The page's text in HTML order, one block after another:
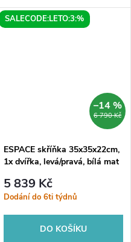
každého, kdo hledá praktické a
moderní řešení pro úložný
SALECODE:LETO:3:%
6 790 Kč
–14 %
ESPACE skříňka 35x35x22cm,
1x dvířka, levá/pravá, bílá mat
5 839 Kč
Dodání do 6ti týdnů
DO KOŠÍKU